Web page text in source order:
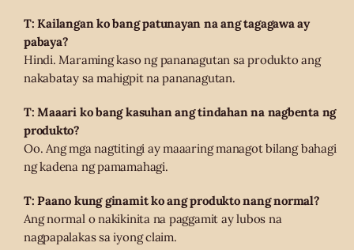
T: Kailangan ko bang patunayan na ang tagagawa ay
pabaya?
Hindi. Maraming kaso ng pananagutan sa produkto ang
nakabatay sa mahigpit na pananagutan.
T: Maaari ko bang kasuhan ang tindahan na nagbenta ng
produkto?
Oo. Ang mga nagtitingi ay maaaring managot bilang bahagi
ng kadena ng pamamahagi.
T: Paano kung ginamit ko ang produkto nang normal?
Ang normal o nakikinita na paggamit ay lubos na
nagpapalakas sa iyong claim.